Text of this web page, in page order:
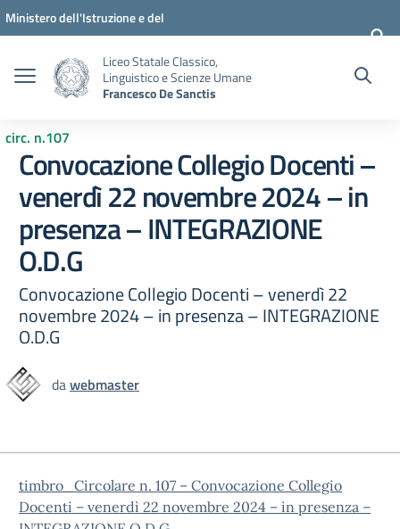
Vai ai contenuti
Vai al menu di navigazione
Vai al footer
Ministero dell'Istruzione e del
Liceo Statale Classico,
Linguistico e Scienze Umane
Francesco De Sanctis
circ. n.107
Convocazione Collegio Docenti –
venerdì 22 novembre 2024 – in
presenza – INTEGRAZIONE
O.D.G
Convocazione Collegio Docenti – venerdì 22
novembre 2024 – in presenza – INTEGRAZIONE
O.D.G
dawebmaster
timbro_Circolare n. 107 – Convocazione Collegio
Docenti – venerdì 22 novembre 2024 – in presenza –